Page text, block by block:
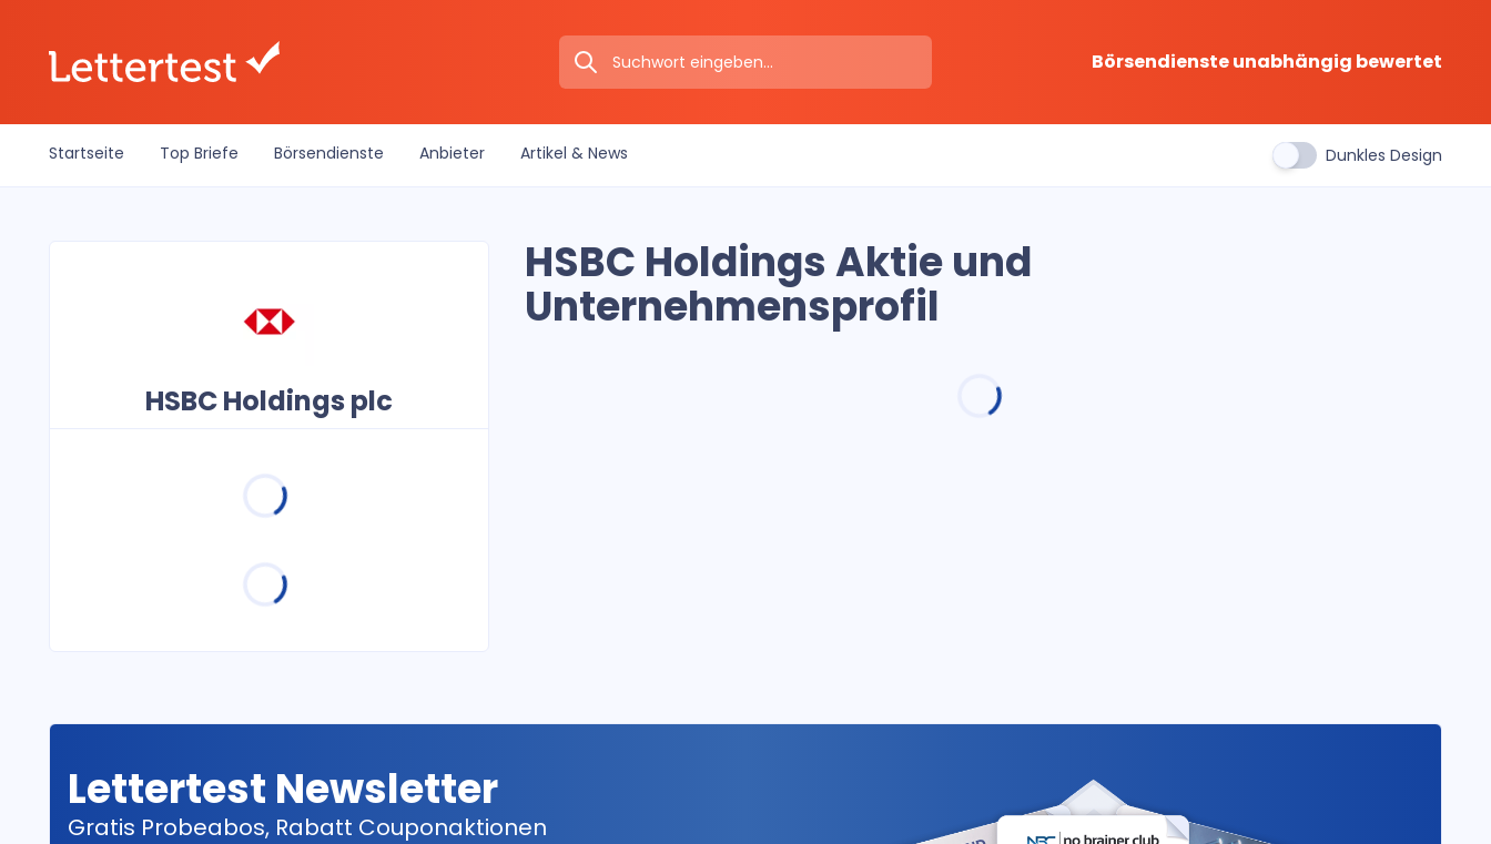
Börsendienste unabhängig bewertet
Startseite Top Briefe Börsendienste Anbieter Artikel & News Dunkles Design
HSBC Holdings plc
HSBC Holdings Aktie und
Unternehmensprofil
Lettertest Newsletter
Gratis Probeabos, Rabatt Couponaktionen